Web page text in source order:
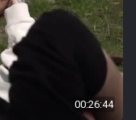
00:26:44